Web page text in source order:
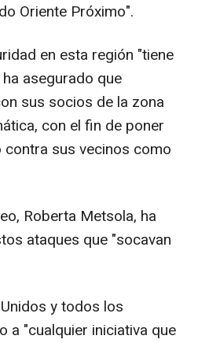
Oriente Próximo".
en esta región "tiene
asegurado que
sus socios de la zona
con el fin de poner
sus vecinos como
Roberta Metsola, ha
ataques que "socavan
y todos los
a "cualquier iniciativa que